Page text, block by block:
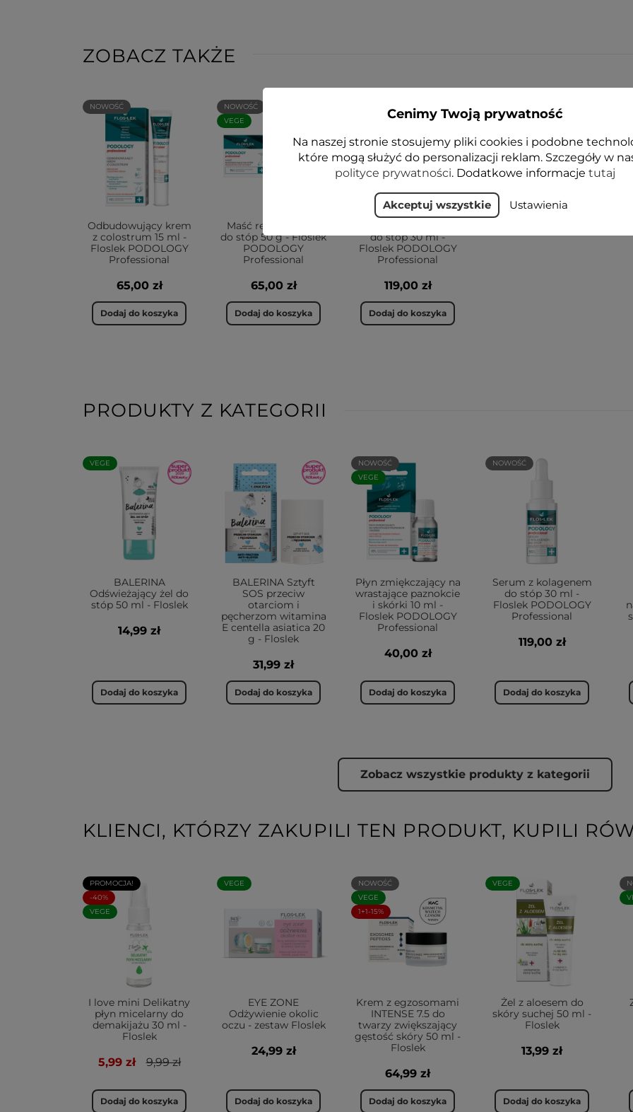
ZOBACZ TAKŻE
NOWOŚĆ
Odbudowujący krem
z colostrum 15 ml -
Floslek PODOLOGY
Professional
65,00 zł
Dodaj do koszyka
NOWOŚĆ
VEGE
Maść regenerująca
do stóp 50 g - Floslek
PODOLOGY
Professional
65,00 zł
Dodaj do koszyka
do stóp 30 ml -
Floslek PODOLOGY
Professional
119,00 zł
Dodaj do koszyka
PRODUKTY Z KATEGORII
VEGE
BALERINA
Odświeżający żel do
stóp 50 ml - Floslek
14,99 zł
Dodaj do koszyka
BALERINA Sztyft
SOS przeciw
otarciom i
pęcherzom witamina
E centella asiatica 20
g - Floslek
31,99 zł
Dodaj do koszyka
NOWOŚĆ
VEGE
Płyn zmiękczający na
wrastające paznokcie
i skórki 10 ml -
Floslek PODOLOGY
Professional
40,00 zł
Dodaj do koszyka
NOWOŚĆ
Serum z kolagenem
do stóp 30 ml -
Floslek PODOLOGY
Professional
119,00 zł
Dodaj do koszyka
Zobacz wszystkie produkty z kategorii
KLIENCI, KTÓRZY ZAKUPILI TEN PRODUKT, KUPILI
PROMOCJA!
-40%
VEGE
I love mini Delikatny
płyn micelarny do
demakijażu 30 ml -
Floslek
5,99 zł 9,99 zł
Dodaj do koszyka
VEGE
EYE ZONE
Odżywienie okolic
oczu - zestaw Floslek
24,99 zł
Dodaj do koszyka
NOWOŚĆ
VEGE
1+1-15%
Krem z egzosomami
INTENSE 7.5 do
twarzy zwiększający
gęstość skóry 50 ml -
Floslek
64,99 zł
Dodaj do koszyka
VEGE
Żel z aloesem do
skóry suchej 50 ml -
Floslek
13,99 zł
Dodaj do koszyka
Cenimy Twoją prywatność
Na naszej stronie stosujemy pliki cookies i podobne
które mogą służyć do personalizacji reklam. Szczegóły w
polityce prywatności. Dodatkowe informacje tutaj
Akceptuj wszystkie Ustawienia